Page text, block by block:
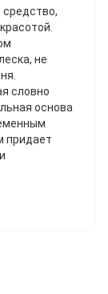
не
словно
основа
придает